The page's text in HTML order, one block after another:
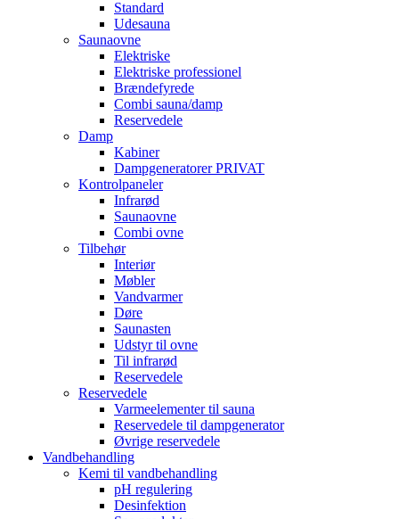
Standard
Udesauna
Saunaovne
Elektriske
Elektriske professionel
Brændefyrede
Combi sauna/damp
Reservedele
Damp
Kabiner
Dampgeneratorer PRIVAT
Kontrolpaneler
Infrarød
Saunaovne
Combi ovne
Tilbehør
Interiør
Møbler
Vandvarmer
Døre
Saunasten
Udstyr til ovne
Til infrarød
Reservedele
Reservedele
Varmeelementer til sauna
Reservedele til dampgenerator
Øvrige reservedele
Vandbehandling
Kemi til vandbehandling
pH regulering
Desinfektion